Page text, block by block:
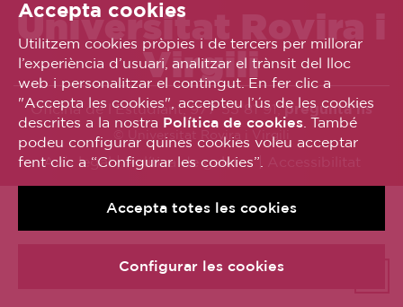
Accepta cookies
Utilitzem cookies pròpies i de tercers per millorar
l’experiència d’usuari, analitzar el trànsit del lloc
web i personalitzar el contingut. En fer clic a
"Accepta les cookies", accepteu l’ús de les cookies
descrites a la nostra Política de cookies . També
podeu configurar quines cookies voleu acceptar
fent clic a “Configurar les cookies”.
Accepta totes les cookies
Configurar les cookies
Universitat Rovira i
Virgili
Oficina de l’Estudiant, 977 55 81 91,pregunta’ns
© Universitat Rovira i Virgili
Avís legal Política de galetes